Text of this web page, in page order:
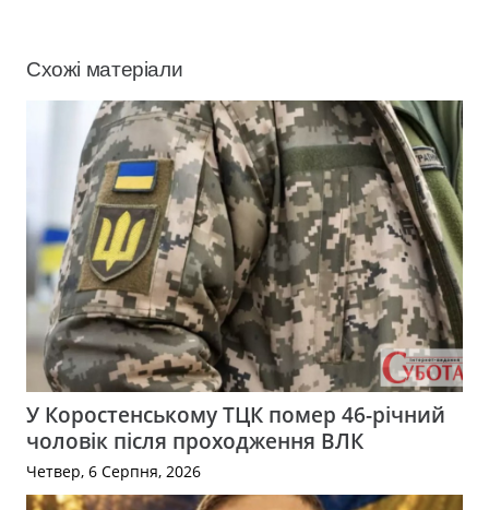
Схожі матеріали
У Коростенському ТЦК помер 46-річний
чоловік після проходження ВЛК
Четвер, 6 Серпня, 2026